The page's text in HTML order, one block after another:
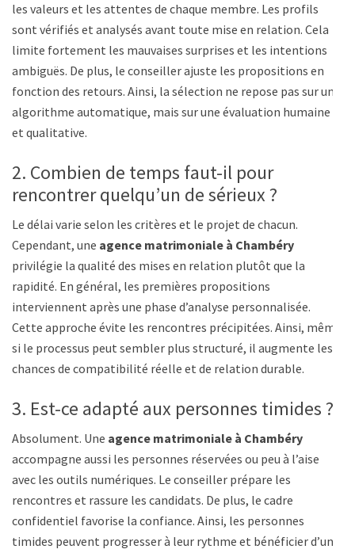
les valeurs et les attentes de chaque membre. Les profils
sont vérifiés et analysés avant toute mise en relation. Cela
limite fortement les mauvaises surprises et les intentions
ambiguës. De plus, le conseiller ajuste les propositions en
fonction des retours. Ainsi, la sélection ne repose pas sur un
algorithme automatique, mais sur une évaluation humaine
et qualitative.
2. Combien de temps faut-il pour
rencontrer quelqu’un de sérieux ?
Le délai varie selon les critères et le projet de chacun.
Cependant, une agence matrimoniale à Chambéry
privilégie la qualité des mises en relation plutôt que la
rapidité. En général, les premières propositions
interviennent après une phase d’analyse personnalisée.
Cette approche évite les rencontres précipitées. Ainsi, même
si le processus peut sembler plus structuré, il augmente les
chances de compatibilité réelle et de relation durable.
3. Est-ce adapté aux personnes timides ?
Absolument. Une agence matrimoniale à Chambéry
accompagne aussi les personnes réservées ou peu à l’aise
avec les outils numériques. Le conseiller prépare les
rencontres et rassure les candidats. De plus, le cadre
confidentiel favorise la confiance. Ainsi, les personnes
timides peuvent progresser à leur rythme et bénéficier d’un